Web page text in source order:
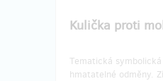
Kulička proti
Tematická
hmatatelné odměny.